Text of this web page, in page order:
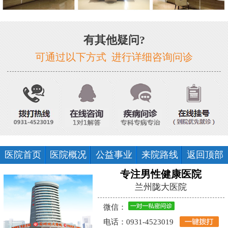
有其他疑问?
可通过以下方式 进行详细咨询问诊
医院首页 医院概况 公益事业 来院路线 返回顶部
专注男性健康医院
兰州陇大医院
微信：
电话：0931-4523019